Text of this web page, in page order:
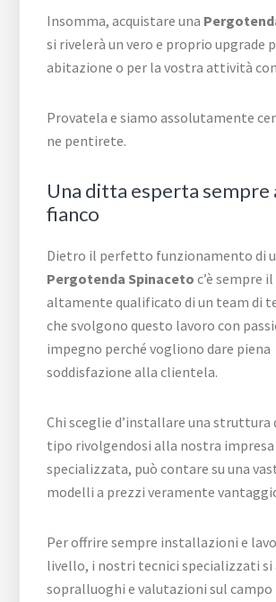
Insomma, acquistare una
si rivelerà un vero e proprio upgrade
abitazione o per la vostra attività
Provatela e siamo assolutamente
ne pentirete.
Una ditta esperta sempre
fianco
Dietro il perfetto funzionamento di
Pergotenda Spinaceto c’è sempre
altamente qualificato di un team di
che svolgono questo lavoro con
impegno perché vogliono dare piena
soddisfazione alla clientela.
Chi sceglie d’installare una struttura
tipo rivolgendosi alla nostra impresa
specializzata, può contare su una
modelli a prezzi veramente
Per offrire sempre installazioni e
livello, i nostri tecnici specializzati si
sopralluoghi e valutazioni sul campo